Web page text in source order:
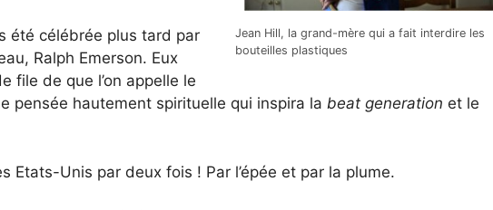
Jean Hill, la grand-mère qui a fait interdire les
bouteilles plastiques
été célébrée plus tard par
Ralph Emerson. Eux
file de que l’on appelle le
pensée hautement spirituelle qui inspira la beat generation et le
Etats-Unis par deux fois ! Par l’épée et par la plume.